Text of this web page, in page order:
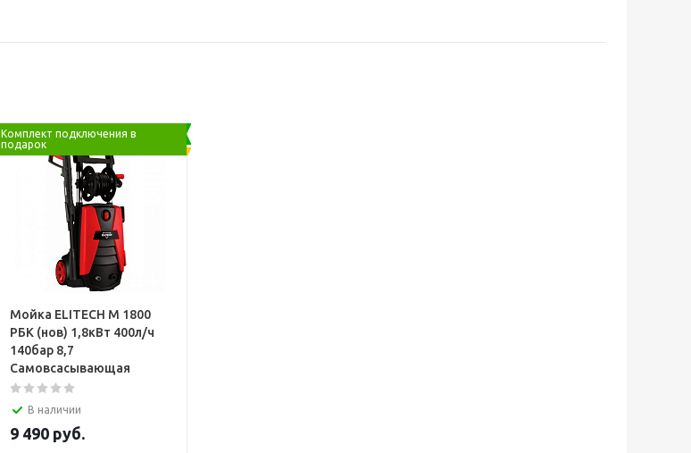
Комплект подключения в
подарок
Мойка ELITECH М 1800
РБК (нов) 1,8кВт 400л/ч
140бар 8,7
Самовсасывающая
В наличии
9 490 руб.